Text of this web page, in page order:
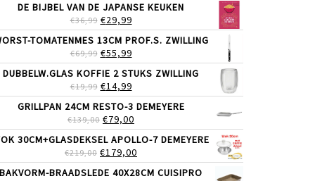
DE BIJBEL VAN DE JAPANSE KEUKEN
€36,99 OORSPRONKELIJKE
PRIJS
WAS:
€36,99.
€29,99HUIDIGE
PRIJS
IS:
€29,99.
TOMATENMES 13CM PROF.S. ZWILLING
€69,99 OORSPRONKELIJKE
PRIJS
WAS:
€69,99.
€55,99HUIDIGE
PRIJS
IS:
€55,99.
DUBBELW.GLAS KOFFIE 2 STUKS ZWILLING
€19,99 OORSPRONKELIJKE
PRIJS
WAS:
€19,99.
€14,99HUIDIGE
PRIJS
IS:
€14,99.
GRILLPAN 24CM RESTO-3 DEMEYERE
€139,00 OORSPRONKELIJKE
PRIJS
WAS:
€139,00.
€79,00
PRIJS
IS:
€79,00.
30CM+GLASDEKSEL APOLLO-7 DEMEYERE
€219,00 OORSPRONKELIJKE
PRIJS
WAS:
€179,00
PRIJS
IS:
BAKVORM-BRAADSLEDE 40X28CM CUISIPRO